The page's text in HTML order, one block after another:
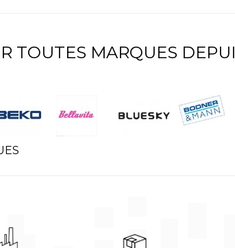
TOUTES MARQUES